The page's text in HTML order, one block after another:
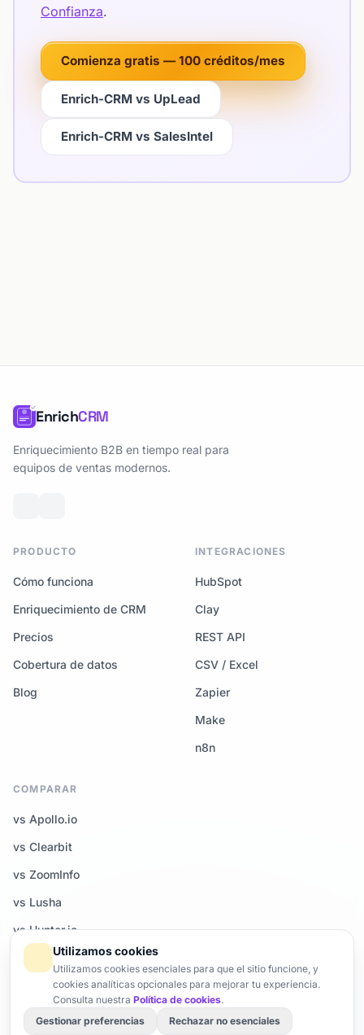
Confianza.
Comienza gratis — 100 créditos/mes
Enrich-CRM vs UpLead
Enrich-CRM vs SalesIntel
EnrichCRM
Enriquecimiento B2B en tiempo real para
equipos de ventas modernos.
PRODUCTO
Cómo funciona
Enriquecimiento de CRM
Precios
Cobertura de datos
Blog
INTEGRACIONES
HubSpot
Clay
REST API
CSV / Excel
Zapier
Make
n8n
COMPARAR
vs Apollo.io
vs Clearbit
vs ZoomInfo
vs Lusha
vs Hunter.io
Todas las comparativas →
© 2026 Enrich-CRM — Todos los derechos reservados.
Utilizamos cookies
Utilizamos cookies esenciales para que el sitio funcione, y
cookies analíticas opcionales para mejorar tu experiencia.
Consulta nuestra Política de cookies.
Gestionar preferencias
Rechazar no esenciales